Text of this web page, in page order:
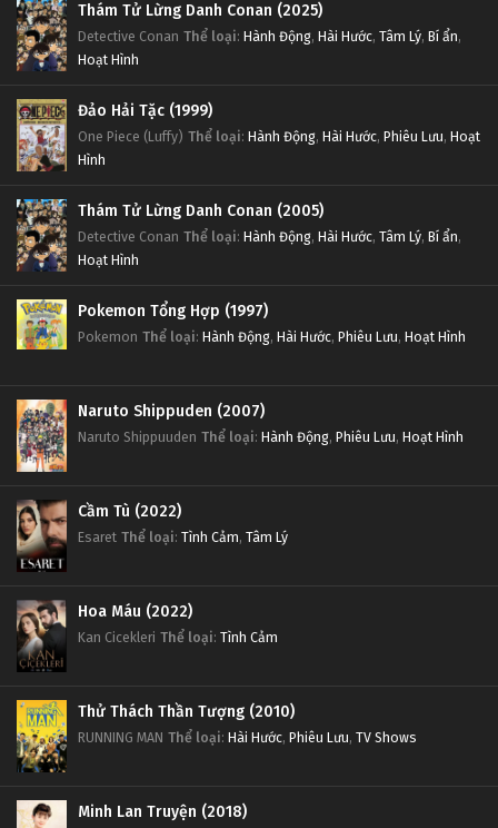
Thám Tử Lừng Danh Conan (2025)
Detective Conan Thể loại: Hành Động, Hài Hước, Tâm Lý, Bí ẩn,
Hoạt Hình
Đảo Hải Tặc (1999)
One Piece (Luffy) Thể loại: Hành Động, Hài Hước, Phiêu Lưu, Hoạt
Hình
Thám Tử Lừng Danh Conan (2005)
Detective Conan Thể loại: Hành Động, Hài Hước, Tâm Lý, Bí ẩn,
Hoạt Hình
Pokemon Tổng Hợp (1997)
Pokemon Thể loại: Hành Động, Hài Hước, Phiêu Lưu, Hoạt Hình
Naruto Shippuden (2007)
Naruto Shippuuden Thể loại: Hành Động, Phiêu Lưu, Hoạt Hình
Cầm Tù (2022)
Esaret Thể loại: Tình Cảm, Tâm Lý
Hoa Máu (2022)
Kan Cicekleri Thể loại: Tình Cảm
Thử Thách Thần Tượng (2010)
RUNNING MAN Thể loại: Hài Hước, Phiêu Lưu, TV Shows
Minh Lan Truyện (2018)